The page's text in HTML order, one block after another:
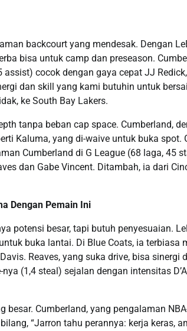
backcourt yang mendesak. Dengan
bisa untuk camp dan preseason.
cocok dengan gaya cepat JJ
dan skill yang kami butuhin untuk
ke South Bay Lakers.
tanpa beban cap space. Cumberland,
Kaluma, yang di-waive untuk buka spot.
Cumberland di G League (68 laga, 45
dan Gabe Vincent. Ditambah, ia dari
Dengan Pemain Ini
potensi besar, tapi butuh penyesuaian.
buka lantai. Di Blue Coats, ia terbiasa
Reaves, yang suka drive, bisa sinergi
(1,4 steal) sejalan dengan intensitas
Cumberland, yang pengalaman
“Jarron tahu perannya: kerja keras,